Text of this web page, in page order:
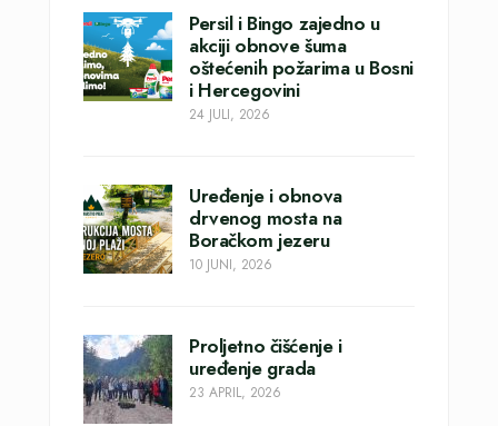
Persil i Bingo zajedno u
akciji obnove šuma
oštećenih požarima u Bosni
i Hercegovini
24 JULI, 2026
Uređenje i obnova
drvenog mosta na
Boračkom jezeru
10 JUNI, 2026
Proljetno čišćenje i
uređenje grada
23 APRIL, 2026